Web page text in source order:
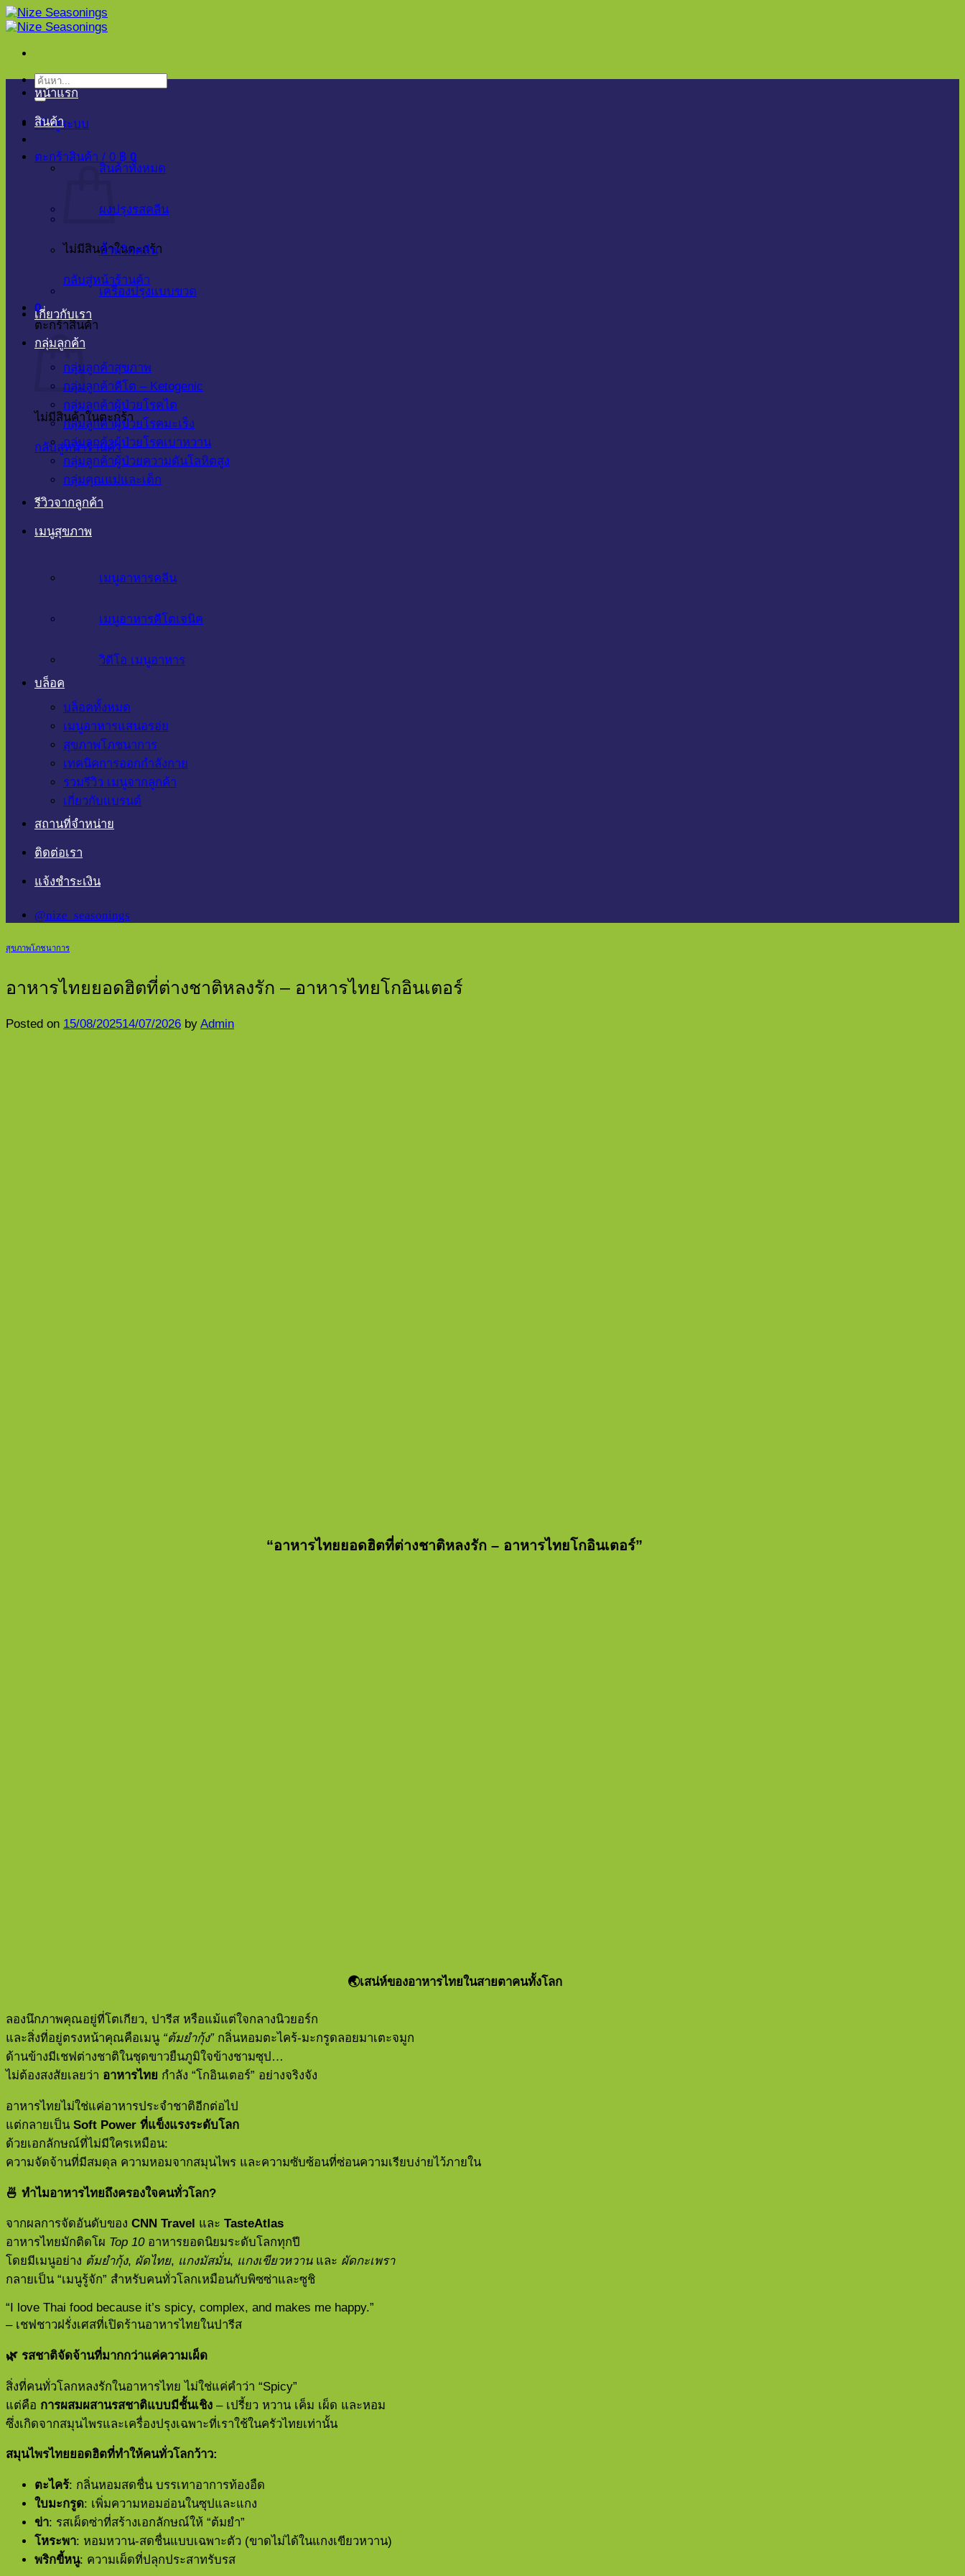
ข้าม
ไป
เนื้อหา
ค้นหา:
เข้าสู่ระบบ
ตะกร้าสินค้า / 0 ฿ 0
ไม่มีสินค้าในตะกร้า
กลับสู่หน้าร้านค้า
0
ตะกร้าสินค้า
ไม่มีสินค้าในตะกร้า
กลับสู่หน้าร้านค้า
หน้าแรก
สินค้า
สินค้าทั้งหมด
ผงปรุงรสคลีน
น้ำพริกคลีน
เครื่องปรุงแบบขวด
เกี่ยวกับเรา
กลุ่มลูกค้า
กลุ่มลูกค้าสุขภาพ
กลุ่มลูกค้าคีโต – Ketogenic
กลุ่มลูกค้าผู้ป่วยโรคไต
กลุ่มลูกค้าผู้ป่วยโรคมะเร็ง
กลุ่มลูกค้าผู้ป่วยโรคเบาหวาน
กลุ่มลูกค้าผู้ป่วยความดันโลหิตสูง
กลุ่มคุณแม่และเด็ก
รีวิวจากลูกค้า
เมนูสุขภาพ
เมนูอาหารคลีน
เมนูอาหารคีโตเจนิค
วิดีโอ เมนูอาหาร
บล็อค
บล็อคทั้งหมด
เมนูอาหารแสนอรอ่ย
สุขภาพโภชนาการ
เทคนิคการออกกำลังกาย
รวมรีวิว เมนูจากลูกค้า
เกี่ยวกับแบรนด์
สถานที่จำหน่าย
ติดต่อเรา
แจ้งชำระเงิน
@nize_seasonings
สุขภาพโภชนาการ
อาหารไทยยอดฮิตที่ต่างชาติหลงรัก – อาหารไทยโกอินเตอร์
Posted on 15/08/202514/07/2026 by Admin
“อาหารไทยยอดฮิตที่ต่างชาติหลงรัก – อาหารไทยโกอินเตอร์”
🌏เสน่ห์ของอาหารไทยในสายตาคนทั้งโลก
ลองนึกภาพคุณอยู่ที่โตเกียว, ปารีส หรือแม้แต่ใจกลางนิวยอร์ก
และสิ่งที่อยู่ตรงหน้าคุณคือเมนู “ต้มยำกุ้ง”กลิ่นหอมตะไคร้-มะกรูดลอยมาเตะจมูก
ด้านข้างมีเชฟต่างชาติในชุดขาวยืนภูมิใจข้างชามซุป…
ไม่ต้องสงสัยเลยว่า อาหารไทย กำลัง “โกอินเตอร์” อย่างจริงจัง
อาหารไทยไม่ใช่แค่อาหารประจำชาติอีกต่อไป
แต่กลายเป็น Soft Power ที่แข็งแรงระดับโลก
ด้วยเอกลักษณ์ที่ไม่มีใครเหมือน:
ความจัดจ้านที่มีสมดุล ความหอมจากสมุนไพร และความซับซ้อนที่ซ่อนความเรียบง่ายไว้ภายใน
🍜 ทำไมอาหารไทยถึงครองใจคนทั่วโลก?
จากผลการจัดอันดับของ CNN Travel และ TasteAtlas
อาหารไทยมักติดโผ Top 10อาหารยอดนิยมระดับโลกทุกปี
โดยมีเมนูอย่าง ต้มยำกุ้ง, ผัดไทย, แกงมัสมั่น, แกงเขียวหวานและ ผัดกะเพรา
กลายเป็น “เมนูรู้จัก” สำหรับคนทั่วโลกเหมือนกับพิซซ่าและซูชิ
“I love Thai food because it’s spicy, complex, and makes me happy.”
– เชฟชาวฝรั่งเศสที่เปิดร้านอาหารไทยในปารีส
🌿 รสชาติจัดจ้านที่มากกว่าแค่ความเผ็ด
สิ่งที่คนทั่วโลกหลงรักในอาหารไทย ไม่ใช่แค่คำว่า “Spicy”
แต่คือ การผสมผสานรสชาติแบบมีชั้นเชิง – เปรี้ยว หวาน เค็ม เผ็ด และหอม
ซึ่งเกิดจากสมุนไพรและเครื่องปรุงเฉพาะที่เราใช้ในครัวไทยเท่านั้น
สมุนไพรไทยยอดฮิตที่ทำให้คนทั่วโลกว้าว:
ตะไคร้: กลิ่นหอมสดชื่น บรรเทาอาการท้องอืด
ใบมะกรูด: เพิ่มความหอมอ่อนในซุปและแกง
ข่า: รสเผ็ดซ่าที่สร้างเอกลักษณ์ให้ “ต้มยำ”
โหระพา: หอมหวาน-สดชื่นแบบเฉพาะตัว (ขาดไม่ได้ในแกงเขียวหวาน)
พริกขี้หนู: ความเผ็ดที่ปลุกประสาทรับรส